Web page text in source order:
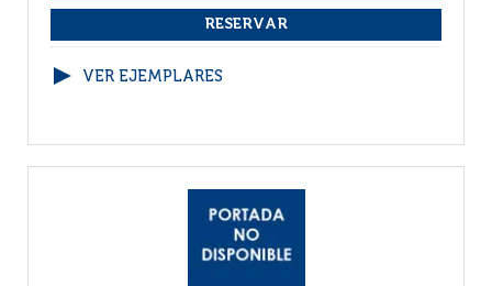
VER EJEMPLARES